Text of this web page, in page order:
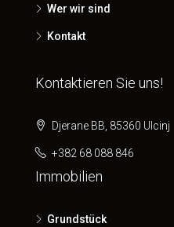
Wer wir sind
Kontakt
Kontaktieren Sie uns!
Djerane BB, 85360 Ulcinj
+382 68 088 846
Immobilien
Grundstück